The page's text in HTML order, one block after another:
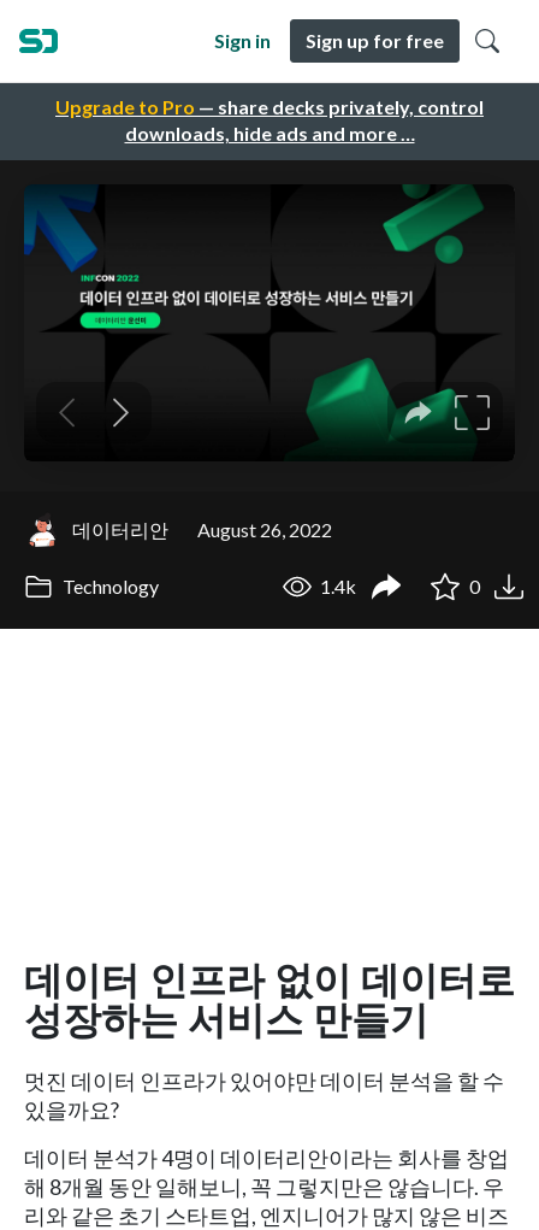
Upgrade to Pro — share decks privately, control
downloads, hide ads and more …
Sign in Sign up for free
데이터리안 August 26, 2022
Technology 1.4k 0
데이터 인프라 없이 데이터로
성장하는 서비스 만들기
멋진 데이터 인프라가 있어야만 데이터 분석을 할 수
있을까요?
데이터 분석가 4명이 데이터리안이라는 회사를 창업
해 8개월 동안 일해보니, 꼭 그렇지만은 않습니다. 우
리와 같은 초기 스타트업, 엔지니어가 많지 않은 비즈